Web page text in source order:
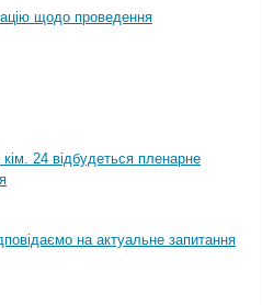
щодо проведення
24 відбудеться пленарне
на актуальне запитання